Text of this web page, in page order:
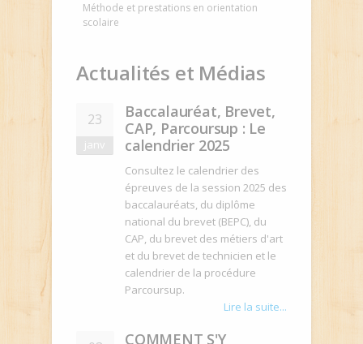
Méthode et prestations en orientation
scolaire
Actualités et Médias
23
janv
Baccalauréat, Brevet,
CAP, Parcoursup : Le
calendrier 2025
Consultez le calendrier des
épreuves de la session 2025 des
baccalauréats, du diplôme
national du brevet (BEPC), du
CAP, du brevet des métiers d'art
et du brevet de technicien et le
calendrier de la procédure
Parcoursup.
Lire la suite...
COMMENT S'Y